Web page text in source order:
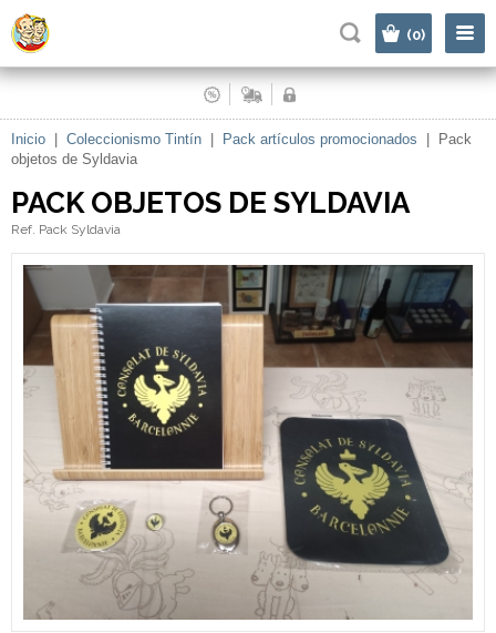
(0)
Inicio Coleccionismo Tintín Pack artículos promocionados
Pack
objetos de Syldavia
PACK OBJETOS DE SYLDAVIA
Ref. Pack Syldavia